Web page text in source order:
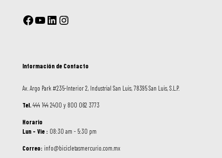
Información de Contacto
Av. Argo Park #235-Interior 2, Industrial San Luis, 78395 San Luis, S.L.P.
Tel.444 144 2400 y 800 062 3773
Horario
Lun – Vie : 08:30 am - 5:30 pm
Correo: info@bicicletasmercurio.com.mx